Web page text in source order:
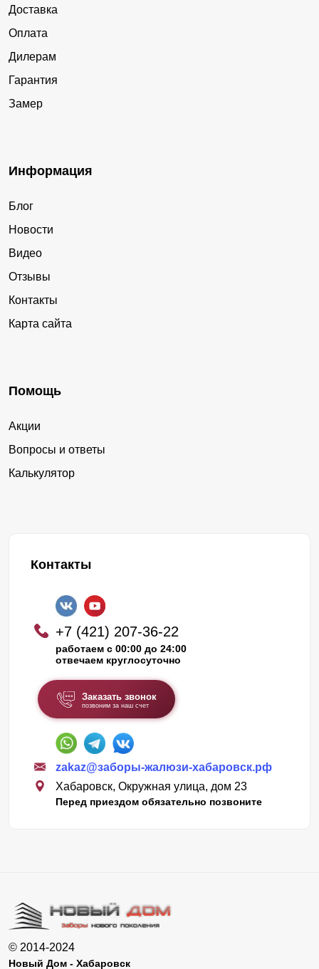
Доставка
Оплата
Дилерам
Гарантия
Замер
Информация
Блог
Новости
Видео
Отзывы
Контакты
Карта сайта
Помощь
Акции
Вопросы и ответы
Калькулятор
Контакты
+7 (421) 207-36-22
работаем с 00:00 до 24:00
отвечаем круглосуточно
Заказать звонок
позвоним за наш счет
zakaz@заборы-жалюзи-хабаровск.рф
Хабаровск, Окружная улица, дом 23
Перед приездом обязательно позвоните
© 2014-2024
Новый Дом - Хабаровск